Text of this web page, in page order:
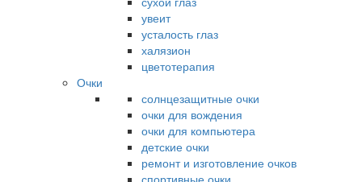
увеит
усталость глаз
халязион
цветотерапия
Очки
солнцезащитные очки
очки для вождения
очки для компьютера
детские очки
ремонт и изготовление очков